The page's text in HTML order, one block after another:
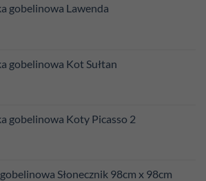
gobelinowa Lawenda
gobelinowa Kot Sułtan
gobelinowa Koty Picasso 2
Słonecznik 98cm x 98cm